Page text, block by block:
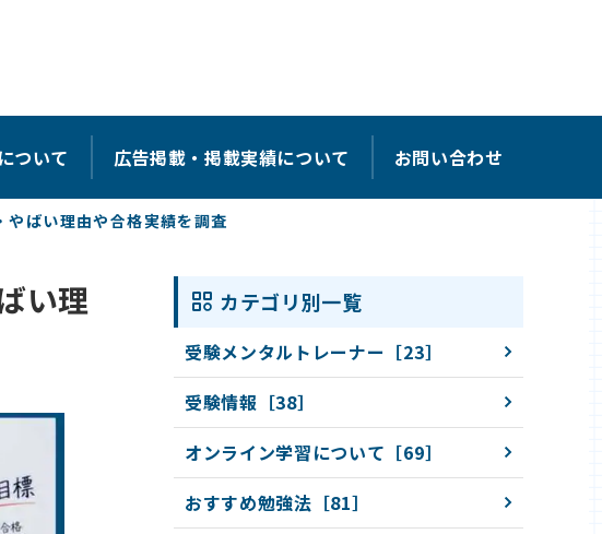
ついて 広告掲載・掲載実績について お問い合わせ
ばい理由や合格実績を調査
い理
カテゴリ別一覧
受験メンタルトレーナー［23］
受験情報［38］
オンライン学習について［69］
おすすめ勉強法［81］